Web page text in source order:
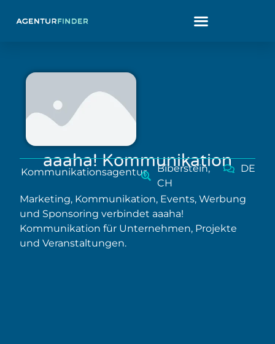
aaaha! Kommunikation
Kommunikationsagentur
Biberstein,
CH
DE
Marketing, Kommunikation, Events, Werbung
und Sponsoring verbindet aaaha!
Kommunikation für Unternehmen, Projekte
und Veranstaltungen.